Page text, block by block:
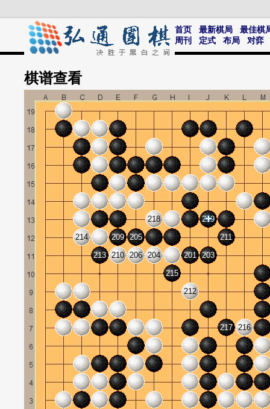
首页 最新棋局
最佳棋
周刊
定式 布局 对弈
棋谱查看
201 203
204
205
206
209
210
211
212
213
214
215
216
217
218 219